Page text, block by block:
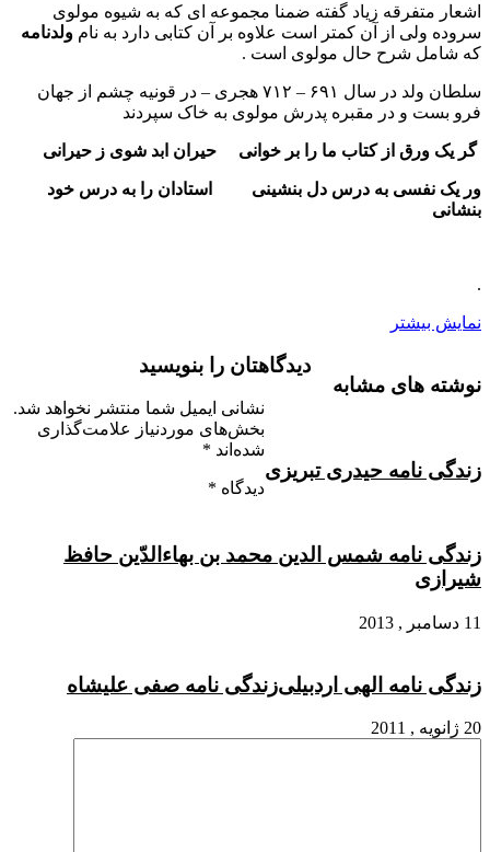
اشعار متفرقه زیاد گفته ضمنا مجموعه ای که به شیوه مولوی
سروده ولی از آن کمتر است علاوه بر آن کتابی دارد به نام ولدنامه
که شامل شرح حال مولوی است .
سلطان ولد در سال ۶۹۱ – ۷۱۲ هجری – در قونیه چشم از جهان
فرو بست و در مقبره پدرش مولوی به خاک سپردند
گر یک ورق از کتاب ما را بر خوانی حیران ابد شوی ز حیرانی
ور یک نفسی به درس دل بنشینی استادان را به درس خود
بنشانی
.
نمایش بیشتر
نوشته های مشابه
زندگی نامه حیدری تبریزی
زندگی نامه شمس الدین محمد بن بهاءالدّین حافظ
شیرازی
11 دسامبر , 2013
زندگی نامه الهی اردبیلی
20 ژانویه , 2011
زندگی نامه صفی علیشاه
دیدگاهتان را بنویسید
نشانی ایمیل شما منتشر نخواهد شد.
بخش‌های موردنیاز علامت‌گذاری
شده‌اند *
دیدگاه *